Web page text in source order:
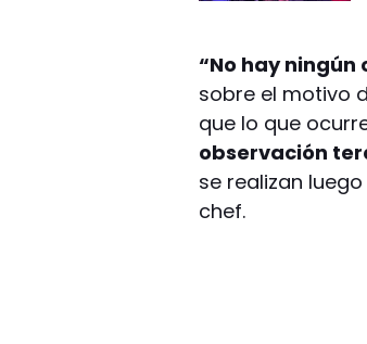
“No hay ningún
sobre el motivo
que lo que
observación
se realizan
chef.